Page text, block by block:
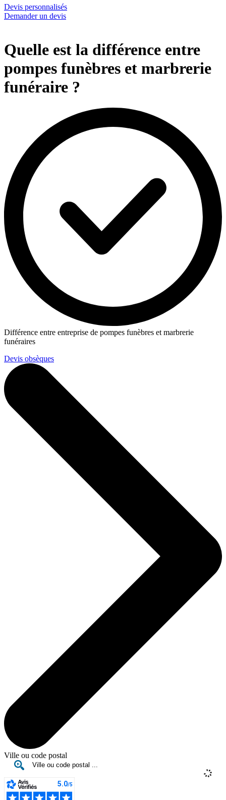
Devis personnalisés
Demander un devis
Quelle est la différence entre
pompes funèbres et marbrerie
funéraire ?
Différence entre entreprise de pompes funèbres et marbrerie
funéraires
Devis obsèques
Ville ou code postal